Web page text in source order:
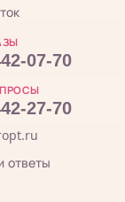
07-70
27-70
ответы